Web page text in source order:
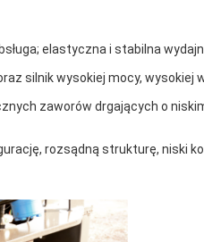
elastyczna i stabilna
silnik wysokiej mocy, wysokiej
zaworów drgających o
rozsądną strukturę, niski